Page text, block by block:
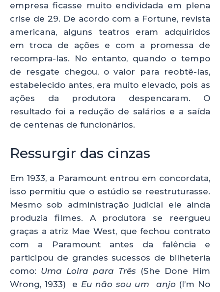
empresa ficasse muito endividada em plena
crise de 29. De acordo com a Fortune, revista
americana, alguns teatros eram adquiridos
em troca de ações e com a promessa de
recompra-las. No entanto, quando o tempo
de resgate chegou, o valor para reobtê-las,
estabelecido antes, era muito elevado, pois as
ações da produtora despencaram. O
resultado foi a redução de salários e a saída
de centenas de funcionários.
Ressurgir das cinzas
Em 1933, a Paramount entrou em concordata,
isso permitiu que o estúdio se reestruturasse.
Mesmo sob administração judicial ele ainda
produzia filmes. A produtora se reergueu
graças a atriz Mae West, que fechou contrato
com a Paramount antes da falência e
participou de grandes sucessos de bilheteria
como: Uma Loira para Três (She Done Him
Wrong, 1933)
e Eu não sou um anjo(I’m No